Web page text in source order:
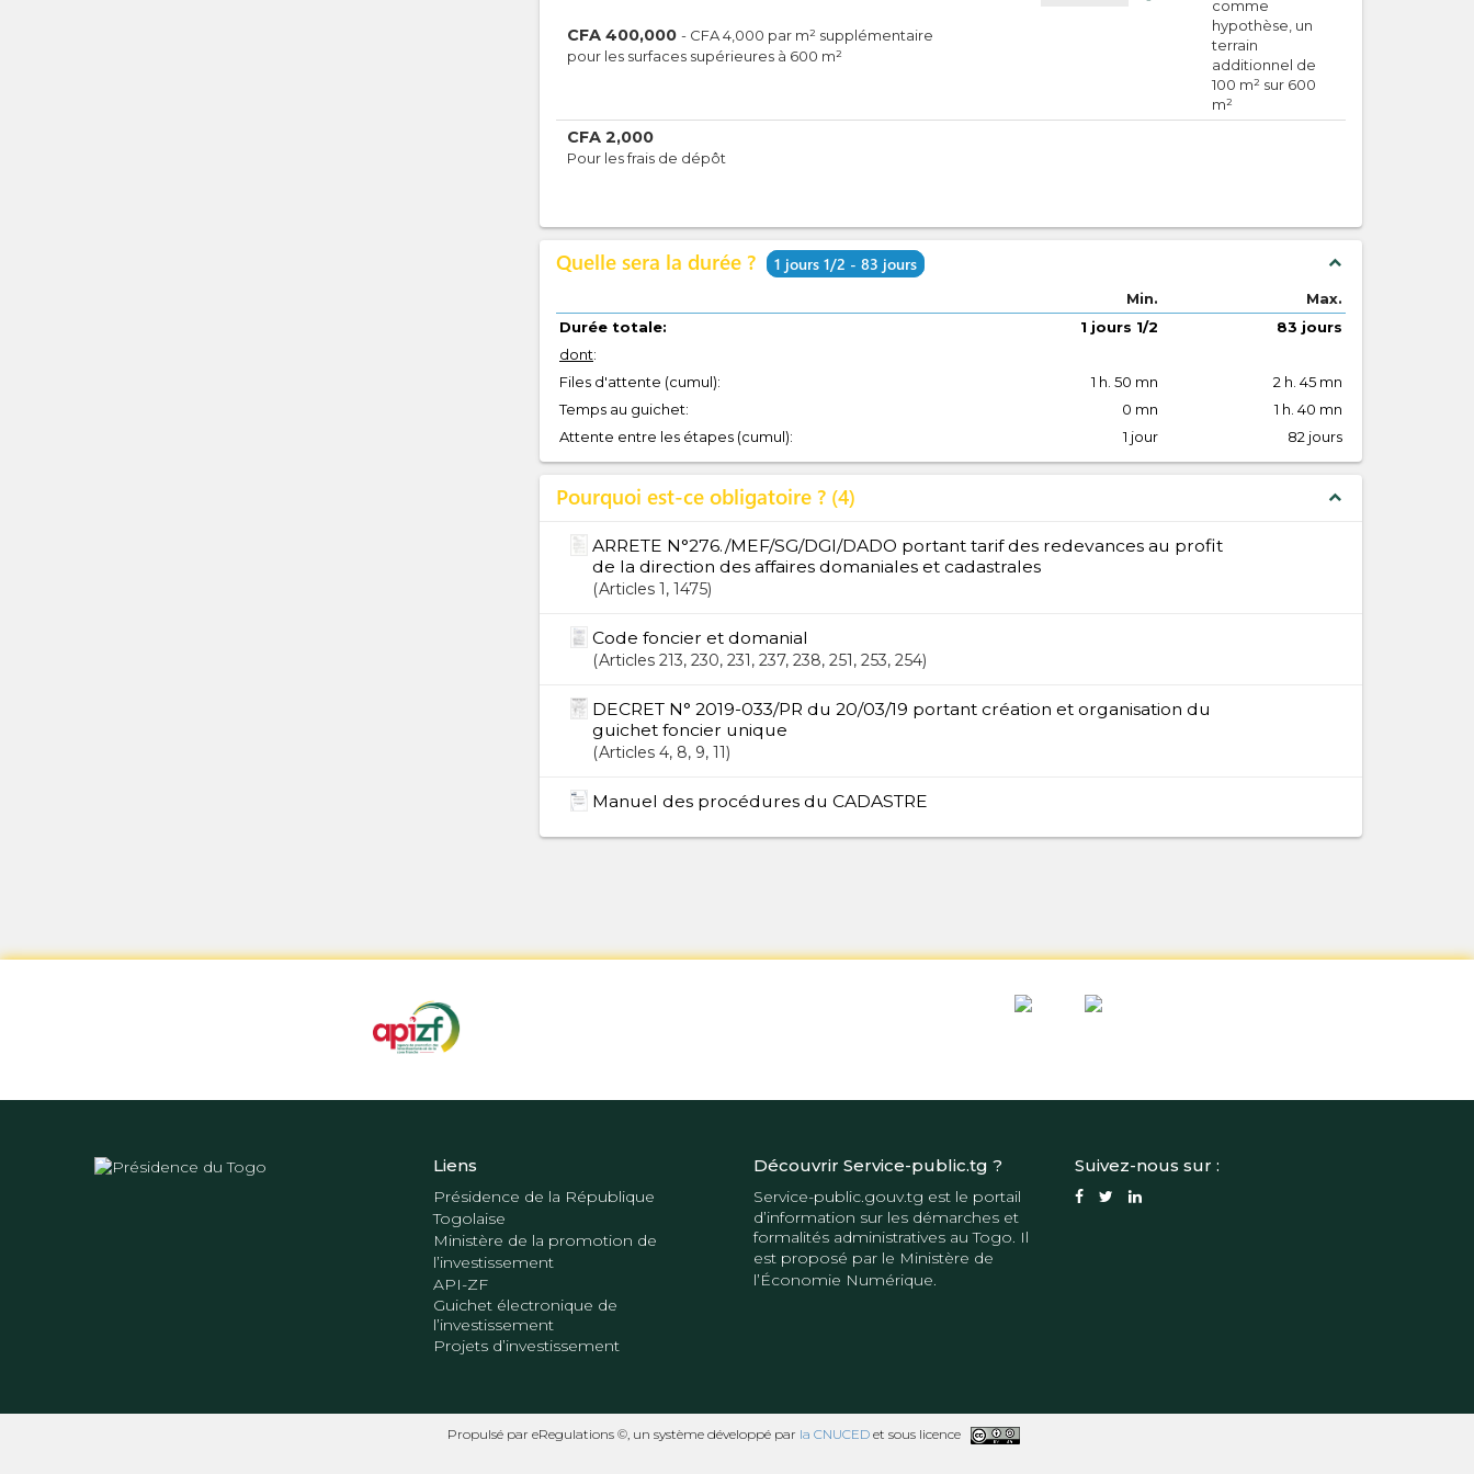
CFA 400,000 - CFA4,000 par m² supplémentaire
pour les surfaces supérieures à 600 m²
comme
hypothèse, un
terrain
additionnel de
100 m² sur 600
m²
CFA 2,000
Pour les frais de dépôt
Quelle sera la durée ? 1 jours 1/2 - 83 jours expand_less
Min.
Max.
Durée totale:
1 jours 1/2
83 jours
dont:
Files d'attente (cumul):
1 h. 50 mn
2 h. 45 mn
Temps au guichet:
0 mn
1 h. 40 mn
Attente entre les étapes (cumul):
1 jour 82 jours
Pourquoi est-ce obligatoire ? 4 expand_less
ARRETE N°276./MEF/SG/DGI/DADO portant tarif des redevances au profit
de la direction des affaires domaniales et cadastrales
Articles 1, 1475
Code foncier et domanial
Articles 213, 230, 231, 237, 238, 251, 253, 254
DECRET N° 2019-033/PR du 20/03/19 portant création et organisation du
guichet foncier unique
Articles 4, 8, 9, 11
Manuel des procédures du CADASTRE
Liens
Présidence de la République
Togolaise
Ministère de la promotion de
l’investissement
API-ZF
Guichet électronique de
l’investissement
Projets d’investissement
Découvrir Service-public.tg ?
Service-public.gouv.tg est le portail
d’information sur les démarches et
formalités administratives au Togo. Il
est proposé par le Ministère de
l’Économie Numérique.
Suivez-nous sur :
Propulsé par eRegulations ©, un système développé par la CNUCEDet sous licence